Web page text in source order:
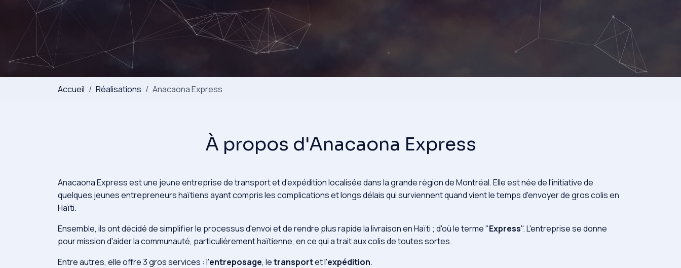
Accueil Réalisations Anacaona Express
À propos d'Anacaona Express
Anacaona Express est une jeune entreprise de transport et d’expédition localisée dans la grande région de Montréal. Elle est née de l'initiative de
quelques jeunes entrepreneurs haïtiens ayant compris les complications et longs délais qui surviennent quand vient le temps d'envoyer de gros colis en
Haïti.
Ensemble, ils ont décidé de simplifier le processus d'envoi et de rendre plus rapide la livraison en Haïti ; d'où le terme "Express". L'entreprise se donne
pour mission d'aider la communauté, particulièrement haïtienne, en ce qui a trait aux colis de toutes sortes.
Entre autres, elle offre 3 gros services : l'entreposage, letransportet l'expédition.